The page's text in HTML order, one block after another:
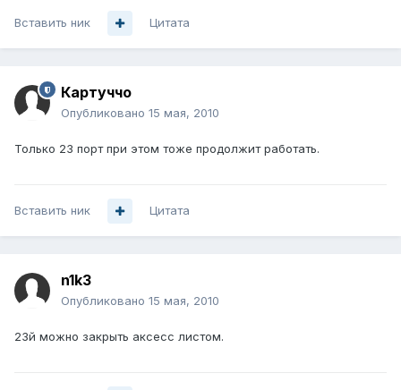
Вставить ник Цитата
Картуччо
Опубликовано 15 мая, 2010
Только 23 порт при этом тоже продолжит работать.
Вставить ник Цитата
n1k3
Опубликовано 15 мая, 2010
23й можно закрыть аксесс листом.